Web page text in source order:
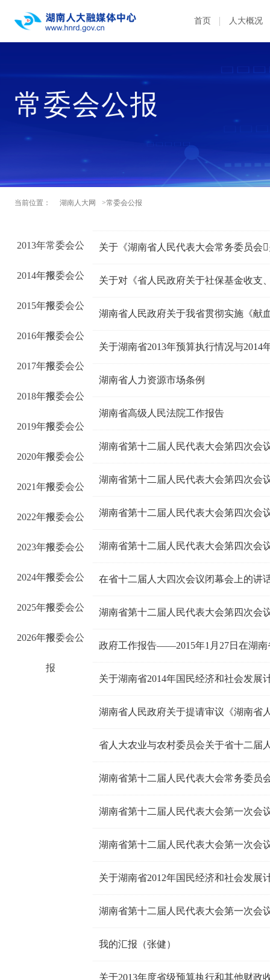
首页 人大概况
常委会公报
当前位置： 湖南人大网 >常委会公报
2013年常委会公
报
2014年常委会公
报
2015年常委会公
报
2016年常委会公
报
2017年常委会公
报
2018年常委会公
报
2019年常委会公
报
2020年常委会公
报
2021年常委会公
报
2022年常委会公
报
2023年常委会公
报
2024年常委会公
报
2025年常委会公
报
2026年常委会公
报
关于湖南省2013年预算执行情况与2014
湖南省人力资源市场条例
湖南省高级人民法院工作报告
湖南省第十二届人民代表大会第四次会
湖南省第十二届人民代表大会第四次会
在省十二届人大四次会议闭幕会上的讲
湖南省第十二届人民代表大会第四次会
政府工作报告——2015年1月27日在湖
关于湖南省2014年国民经济和社会发展
湖南省第十二届人民代表大会常务委员
湖南省第十二届人民代表大会第一次会
关于湖南省2012年国民经济和社会发展
湖南省第十二届人民代表大会第一次会
我的汇报（张健）